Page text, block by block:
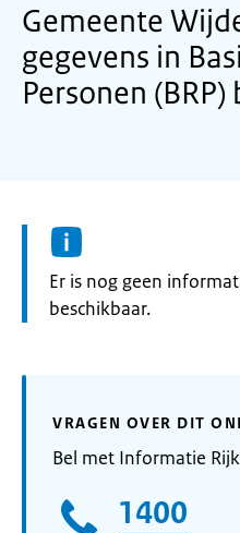
Gemeente
gegevens in
Personen
Informatie:
Er is nog geen
beschikbaar.
VRAGEN OVER DIT
Bel met Informatie
1400